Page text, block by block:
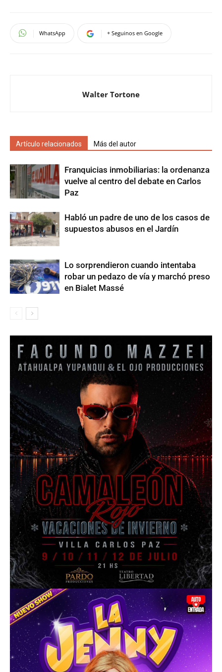
WhatsApp + Seguinos en Google
Walter Tortone
Artículo relacionados Más del autor
Franquicias inmobiliarias: la ordenanza
vuelve al centro del debate en Carlos
Paz
Habló un padre de uno de los casos de
supuestos abusos en el Jardín
Lo sorprendieron cuando intentaba
robar un pedazo de vía y marchó preso
en Bialet Massé